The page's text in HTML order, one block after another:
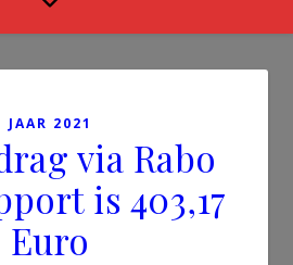
JAAR 2021
via Rabo
is 403,17
Euro